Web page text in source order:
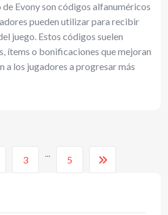
Evony son códigos alfanuméricos
pueden utilizar para recibir
juego. Estos códigos suelen
ítems o bonificaciones que mejoran
a los jugadores a progresar más
3
...
5